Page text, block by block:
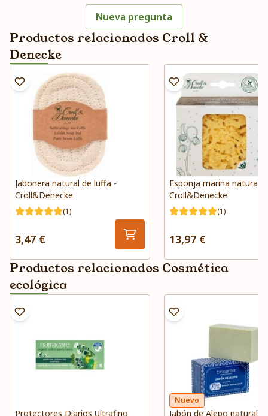
Nueva pregunta
Productos relacionados Croll &
Denecke
Jabonera natural de luffa -
Croll&Denecke
(1)
3,47 €
Esponja marina natural -
Croll&Denecke
(1)
13,97 €
Productos relacionados Cosmética
ecológica
Protectores Diarios Ultrafino
Nuevo
Jabón de Alepo natural